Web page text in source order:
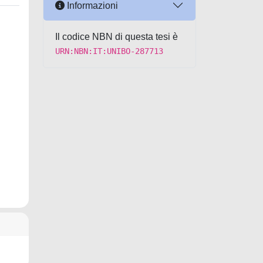
Informazioni
Il codice NBN di questa tesi è
URN:NBN:IT:UNIBO-287713